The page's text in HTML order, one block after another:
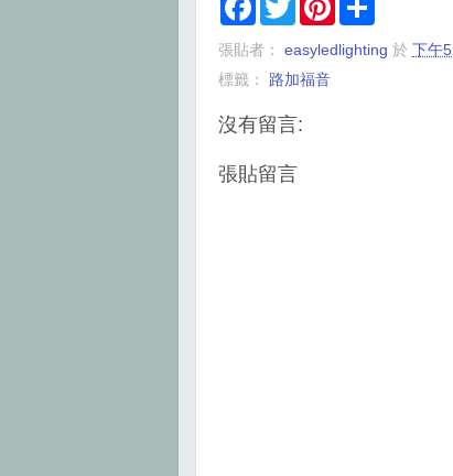
e
o
k
w
t
e
t
r
張貼者： easyledlighting 於 下午
標籤： 路加福音
沒有留言:
張貼留言